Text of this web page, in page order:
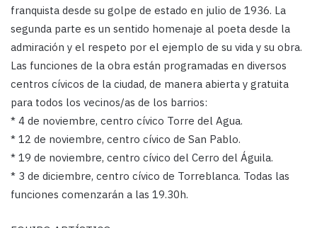
franquista desde su golpe de estado en julio de 1936. La
segunda parte es un sentido homenaje al poeta desde la
admiración y el respeto por el ejemplo de su vida y su obra.
Las funciones de la obra están programadas en diversos
centros cívicos de la ciudad, de manera abierta y gratuita
para todos los vecinos/as de los barrios:
* 4 de noviembre, centro cívico Torre del Agua.
* 12 de noviembre, centro cívico de San Pablo.
* 19 de noviembre, centro cívico del Cerro del Águila.
* 3 de diciembre, centro cívico de Torreblanca. Todas las
funciones comenzarán a las 19.30h.